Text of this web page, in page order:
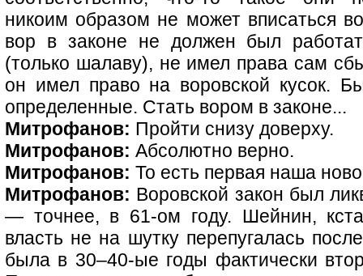
никоим образом не может вписаться
вор в законе не должен был
(только шалаву), не имел права сам
он имел право на воровской кусок.
определенные. Стать вором в законе...
Митрофанов: Пройти снизу доверху.
Митрофанов: Абсолютно верно.
Митрофанов: То есть первая наша
Митрофанов: Воровской закон был
— точнее, в 61-ом году. Шейнин,
власть не на шутку перепугалась
была в 30–40-ые годы фактически